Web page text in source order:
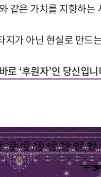
같은 가치를 지향하는
지가 아닌 현실로 만드
로‘후원자’인 당신입